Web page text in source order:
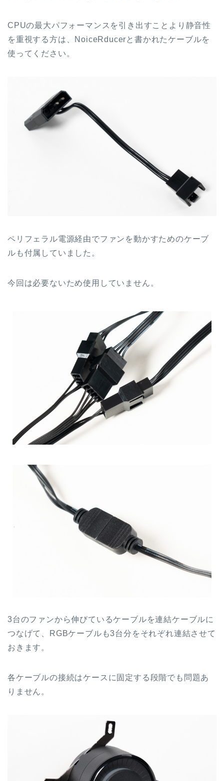
CPUの最大パフォーマンスを引き出すことより静音性
を重視する方は、NoiceRducerと書かれたケーブルを
使ってください。
ペリフェラル電源経由でファンを動かすためのケーブ
ルも付属していました。
今回は必要ないため使用していません。
3台のファンから伸びているケーブルを連結ケーブルに
つなげて、RGBケーブルも3台分をそれぞれ連結させて
おきます。
各ケーブルの接続はケースに固定する段階でも問題あ
りません。